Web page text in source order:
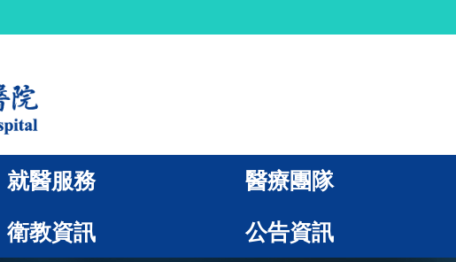
就醫服務 醫療團隊
衛教資訊 公告資訊